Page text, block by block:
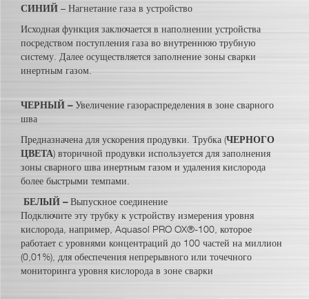
СИНИЙ – Нагнетание газа в устройство
Исходная функция заключается в наполнении устройства
посредством поступления газа во внутреннюю трубную
систему. Далее осуществляется заполнение зоны сварки
инертным газом.
ЧЕРНЫЙ – Увеличение газораспределения в зоне сварного
шва
Предназначена для ускорения продувки. Трубка (ЧЕРНОГО
ЦВЕТА) вторичной продувки используется для заполнения
зоны сварного шва инертным газом и удаления кислорода
более быстрыми темпами.
БЕЛЫЙ – Выпускное соединение
Подключите эту трубку к устройству измерения уровня
кислорода, например, Aquasol PRO OX®-100, которое
работает с уровнями концентраций до 100 частей на миллион
(0,01%), для обеспечения непрерывного или точечного
мониторинга уровня кислорода в зоне сварки